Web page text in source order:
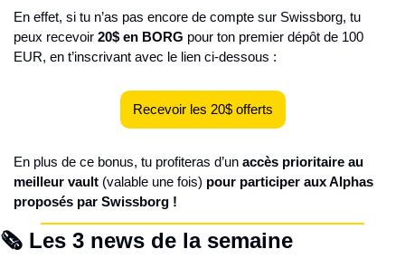
En effet, si tu n’as pas encore de compte sur Swissborg, tu
peux recevoir 20$ en BORG pour ton premier dépôt de 100
EUR, en t’inscrivant avec le lien ci-dessous :
Recevoir les 20$ offerts
En plus de ce bonus, tu profiteras d’un accès prioritaire au
meilleur vault (valable une fois) pour participer aux Alphas
proposés par Swissborg !
🗞️ Les 3 news de la semaine